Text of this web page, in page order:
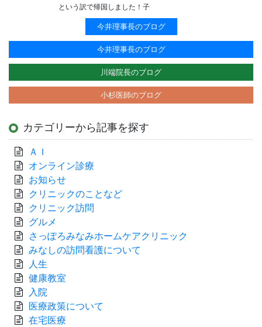
という訳で帰国しました！子
今井理事長のブログ
今井理事長のブログ
川端院長のブログ
小杉医師のブログ
カテゴリーから記事を探す
ＡＩ
オンライン診療
お知らせ
クリニックのことなど
クリニック訪問
グルメ
さっぽろみなみホームケアクリニック
みなしの訪問看護について
人生
健康教室
入院
医療政策について
在宅医療